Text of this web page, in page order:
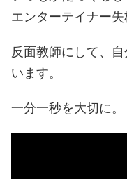
エンターテイナー失
反面教師にして、
います。
一分一秒を大切に。